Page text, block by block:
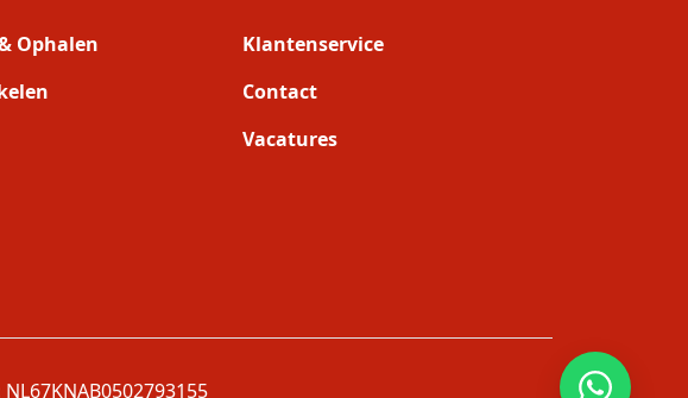
Ophalen
Klantenservice
Contact
Vacatures
NL67KNAB0502793155